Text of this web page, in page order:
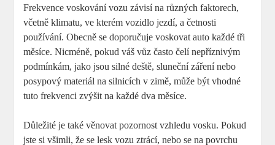
Frekvence voskování vozu závisí na různých faktorech,
včetně klimatu, ve kterém vozidlo jezdí, a četnosti
používání. Obecně se doporučuje voskovat auto každé tři
měsíce. Nicméně, pokud váš vůz často čelí nepříznivým
podmínkám, jako jsou silné deště, sluneční záření nebo
posypový materiál na silnicích v zimě, může být vhodné
tuto frekvenci zvýšit na každé dva měsíce.
Důležité je také věnovat pozornost vzhledu vosku. Pokud
jste si všimli, že se lesk vozu ztrácí, nebo se na povrchu